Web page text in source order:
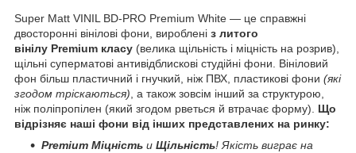
Super Matt VINIL BD-PRO Premium White — це справжні
двосторонні вінілові фони, вироблені з литого
вінілу Premium класу (велика щільність і міцність на розрив),
щільні суперматові антивідблискові студійні фони. Вініловий
фон більш пластичний і гнучкий, ніж ПВХ, пластикові фони (які
згодом тріскаються), а також зовсім інший за структурою,
ніж поліпропілен (який згодом рветься й втрачає форму). Що
відрізняє наші фони від інших представлених на ринку:
Premium Міцність и Щільність! Якість виграє на